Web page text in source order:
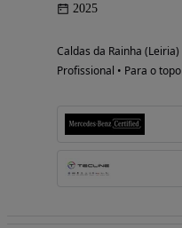
2025
Caldas da Rainha (Leiria)
Profissional • Para o topo